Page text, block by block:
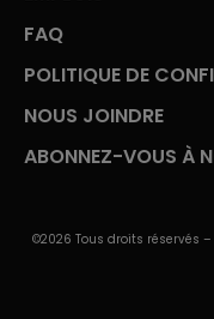
FAQ
POLITIQUE DE
NOUS JOINDRE
ABONNEZ-VOUS À
©2026 Tous droits réservés